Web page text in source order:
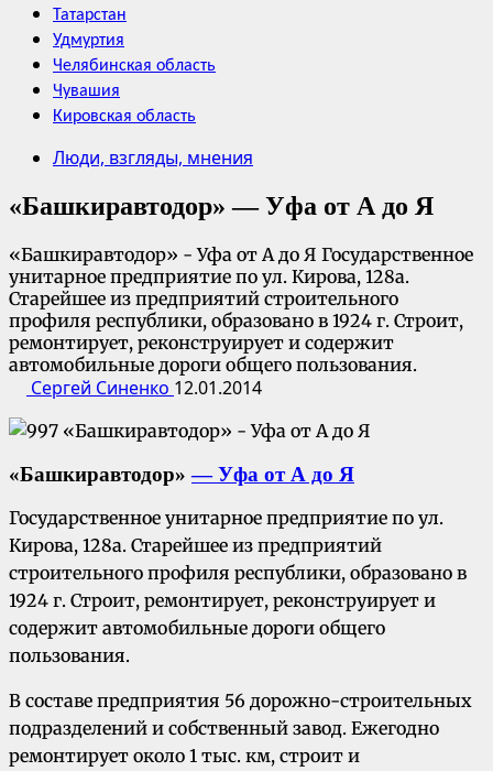
Татарстан
Удмуртия
Челябинская область
Чувашия
Кировская область
Люди, взгляды, мнения
«Башкиравтодор» — Уфа от А до Я
«Башкиравтодор» - Уфа от А до Я Государственное
унитарное предприятие по ул. Кирова, 128а.
Старейшее из предприятий строительного
профиля республики, образовано в 1924 г. Строит,
ремонтирует, реконструирует и содержит
автомобильные дороги общего пользования.
Сергей Синенко 12.01.2014
«Башкиравтодор»— Уфа от А до Я
Государственное унитарное предприятие по ул.
Кирова, 128а. Старейшее из предприятий
строительного профиля республики, образовано в
1924 г. Строит, ремонтирует, реконструирует и
содержит автомобильные дороги общего
пользования.
В составе предприятия 56 дорожно-строительных
подразделений и собственный завод. Ежегодно
ремонтирует около 1 тыс. км, строит и